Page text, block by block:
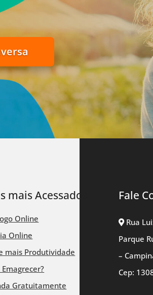
mais Acessados
Online
Online
mais Produtividade
Gratuitamente
Fale
Rua
Parque
–
Cep: